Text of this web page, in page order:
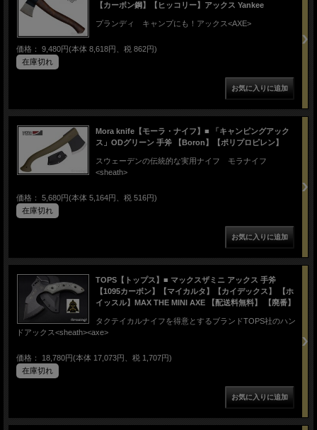
【カーボン鋼】【ヒッコリー】アックス Yankee
プランディ キャンプにも！アックス<AXE>
価格： 9,480円(本体 8,618円、税 862円)
在庫切れ
Mora knife【モーラ・ナイフ】■ 「キャンピングアック
ス」ODグリーン 手斧 【Boron】【ポリプロピレン】
スウェーデンの伝統的な実用ナイフ モラナイフ
<sheath>
価格： 5,680円(本体 5,164円、税 516円)
在庫切れ
TOPS【トップス】■ マックスザミニ アックス 手斧
【1095カーボン】【マイカルタ】【カイデックス】 【ホ
イッスル】MAX THE MINI AXE 【配送料無料】 【廃番】
タクテイカルナイフを得意とするブランドTOPS社のハン
ドアックス<sheath><axe>
価格： 18,780円(本体 17,073円、税 1,707円)
在庫切れ